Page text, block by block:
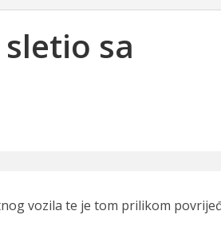
sa
vozila te je tom prilikom